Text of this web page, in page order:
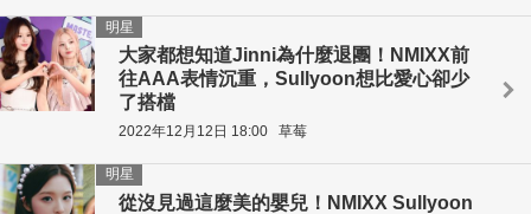
大家都想知道Jinni為什麼退團！NMIXX前
往AAA表情沉重，Sullyoon想比愛心卻少
了搭檔
明星
2022年12月12日 18:00 草莓
從沒見過這麼美的嬰兒！NMIXX Sullyoon
明星